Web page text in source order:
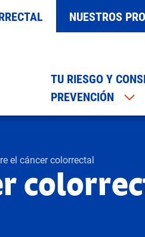
NUESTROS
TU RIESGO Y
PREVENCIÓN
el cáncer colorrectal